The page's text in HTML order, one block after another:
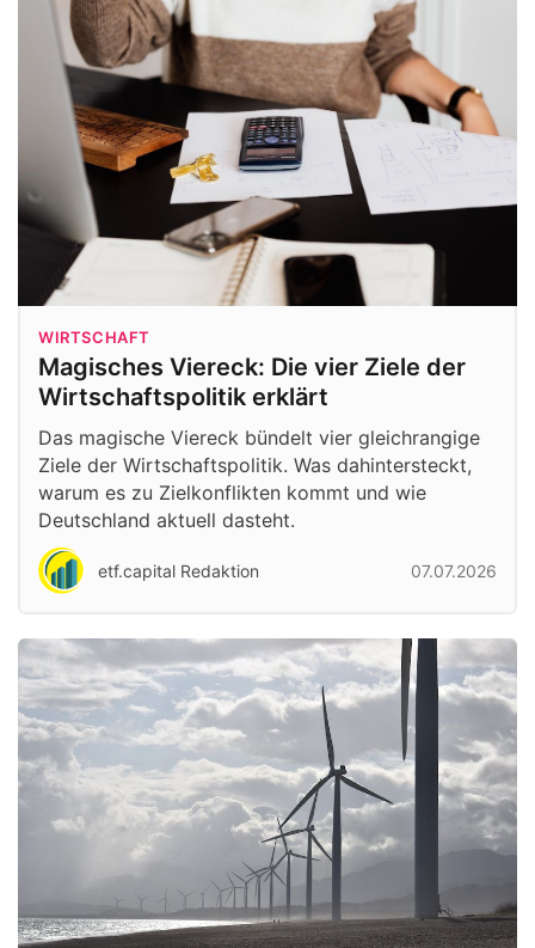
WIRTSCHAFT
Magisches Viereck: Die vier Ziele der
Wirtschaftspolitik erklärt
Das magische Viereck bündelt vier gleichrangige
Ziele der Wirtschaftspolitik. Was dahintersteckt,
warum es zu Zielkonflikten kommt und wie
Deutschland aktuell dasteht.
etf.capital Redaktion 07.07.2026